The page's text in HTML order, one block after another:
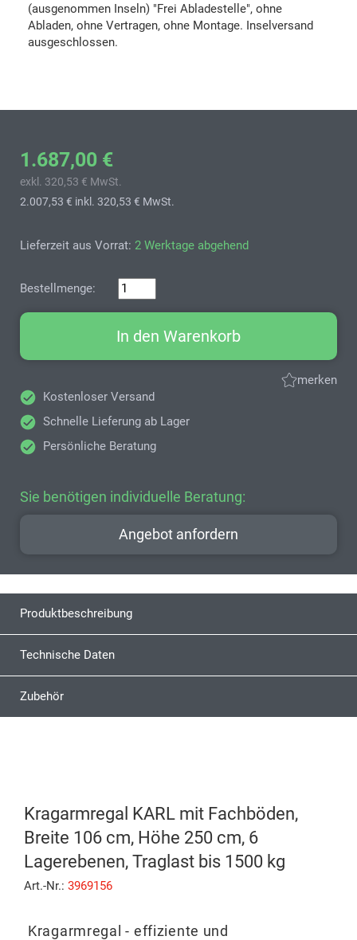
(ausgenommen Inseln) "Frei Abladestelle", ohne
Abladen, ohne Vertragen, ohne Montage. Inselversand
ausgeschlossen.
1.687,00 €
exkl. 320,53 € MwSt.
2.007,53 € inkl. 320,53 € MwSt.
Lieferzeit aus Vorrat: 2 Werktage abgehend
Bestellmenge:
In den Warenkorb
merken
Kostenloser Versand
Schnelle Lieferung ab Lager
Persönliche Beratung
Sie benötigen individuelle Beratung:
Angebot anfordern
Produktbeschreibung
Technische Daten
Zubehör
Kragarmregal KARL mit Fachböden,
Breite 106 cm, Höhe 250 cm, 6
Lagerebenen, Traglast bis 1500 kg
Art.-Nr.: 3969156
Kragarmregal - effiziente und